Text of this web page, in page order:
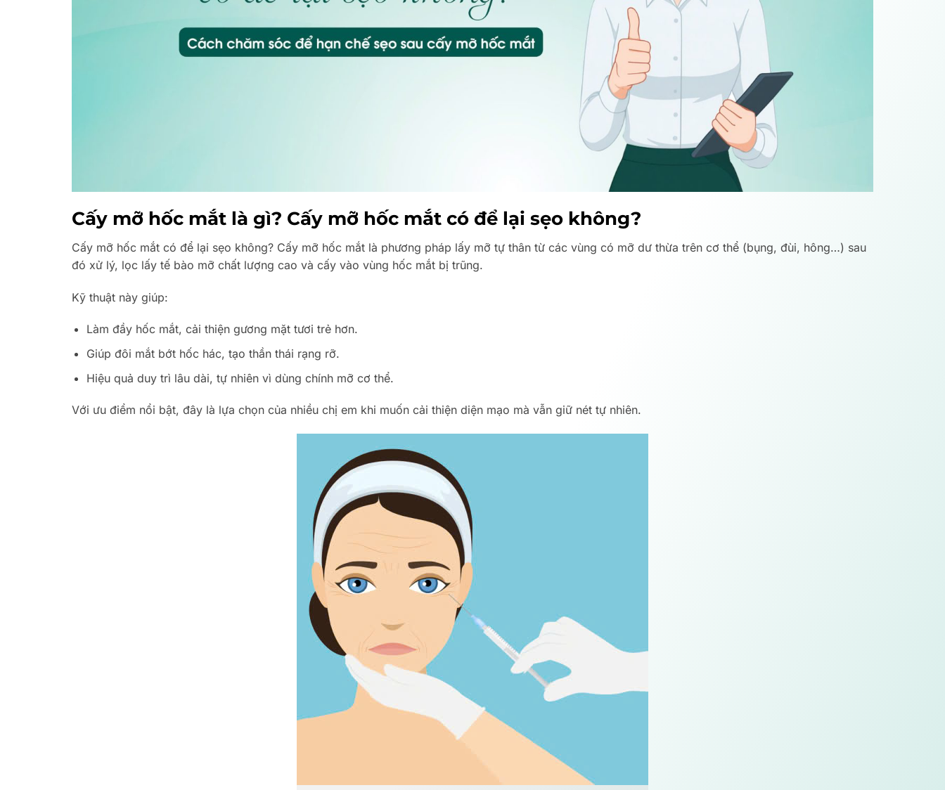
Cấy mỡ hốc mắt là gì? Cấy mỡ hốc mắt có để lại sẹo không?
Cấy mỡ hốc mắt có để lại sẹo không? Cấy mỡ hốc mắt là phương pháp lấy mỡ tự thân từ các vùng có mỡ dư thừa trên cơ thể (bụng, đùi, hông…) sau
đó xử lý, lọc lấy tế bào mỡ chất lượng cao và cấy vào vùng hốc mắt bị trũng.
Kỹ thuật này giúp:
Làm đầy hốc mắt, cải thiện gương mặt tươi trẻ hơn.
Giúp đôi mắt bớt hốc hác, tạo thần thái rạng rỡ.
Hiệu quả duy trì lâu dài, tự nhiên vì dùng chính mỡ cơ thể.
Với ưu điểm nổi bật, đây là lựa chọn của nhiều chị em khi muốn cải thiện diện mạo mà vẫn giữ nét tự nhiên.